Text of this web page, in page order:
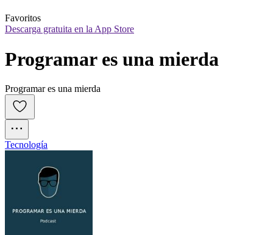
Favoritos
Descarga gratuita en la App Store
Programar es una mierda
Programar es una mierda
Tecnología